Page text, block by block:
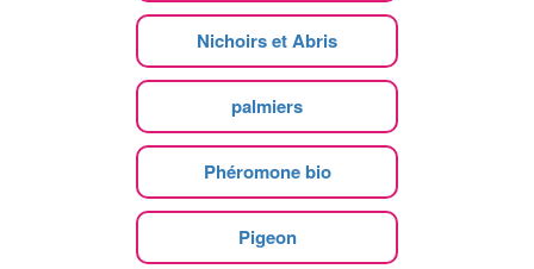
Nichoirs et Abris
palmiers
Phéromone bio
Pigeon